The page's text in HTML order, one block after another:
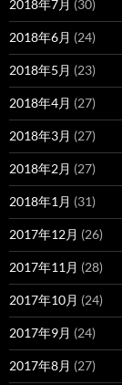
2018年7月 (30)
2018年6月 (24)
2018年5月 (23)
2018年4月 (27)
2018年3月 (27)
2018年2月 (27)
2018年1月 (31)
2017年12月 (26)
2017年11月 (28)
2017年10月 (24)
2017年9月 (24)
2017年8月 (27)